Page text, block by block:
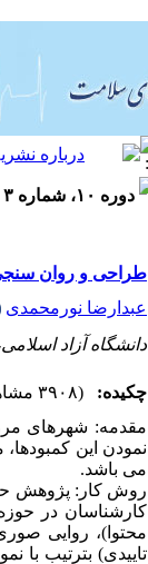
دوره ۱۰، شماره ۳ - ( خرداد و تیر ۱۴۰۰ )
طراحی و روان
عبدارضا نورمحمدی
دانشگاه آزاد
چکیده:
(۳۹۰۸ مشاهده)
مقدمه: شهرهای
نمودن این
می باشد.
کارشناسان در